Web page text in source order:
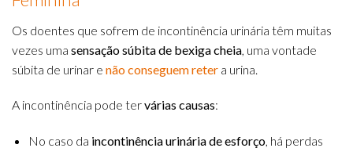
Os doentes que sofrem de incontinência urinária têm muitas
vezes uma sensação súbita de bexiga cheia , uma vontade
súbita de urinar e não conseguem reter a urina.
A incontinência pode tervárias causas:
No caso da incontinência urinária de esforço, há perdas